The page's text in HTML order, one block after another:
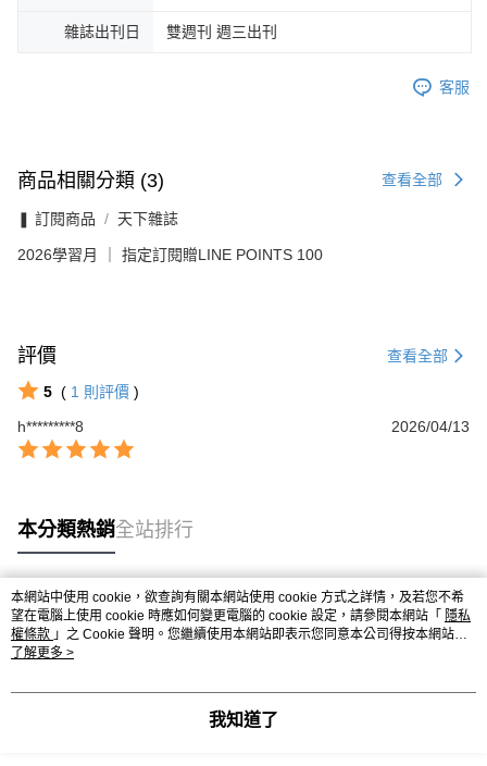
雜誌出刊日 雙週刊 週三出刊
客服
商品相關分類 (3) 查看全部
❚ 訂閱商品 天下雜誌
2026學習月 ｜ 指定訂閱贈LINE POINTS 100
評價 查看全部
5 ( 1 則評價 )
h*********8
2026/04/13
本分類熱銷全站排行
熱門標籤
本網站中使用 cookie，欲查詢有關本網站使用 cookie 方式之詳情，及若您不希
望在電腦上使用 cookie 時應如何變更電腦的 cookie 設定，請參閱本網站「 隱私
權條款 」之 Cookie 聲明。您繼續使用本網站即表示您同意本公司得按本網站使
用條款之 Cookie 聲明使用 cookie。
了解更多 >
我知道了